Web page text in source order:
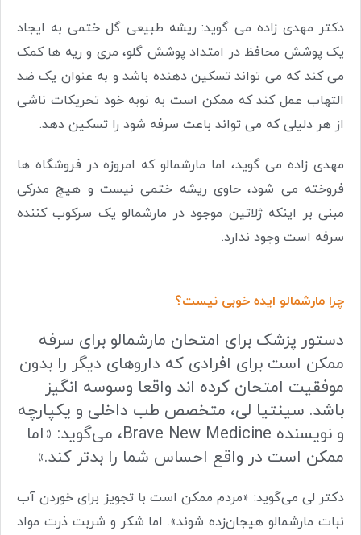
دکتر مهدی زاده می گوید: ریشه طبیعی گل ختمی به ایجاد
یک پوشش محافظ در امتداد پوشش گلو، مری و ریه ها کمک
می کند که می تواند تسکین دهنده باشد و به عنوان یک ضد
التهاب عمل کند که ممکن است به نوبه خود تحریکات ناشی
از هر دلیلی که می تواند باعث سرفه شود را تسکین دهد.
مهدی زاده می گوید، اما مارشمالو که امروزه در فروشگاه ها
فروخته می شود، حاوی ریشه ختمی نیست و هیچ مدرکی
مبنی بر اینکه ژلاتین موجود در مارشمالو یک سرکوب کننده
سرفه است وجود ندارد.
چرا مارشمالو ایده خوبی نیست؟
دستور پزشک برای امتحان مارشمالو برای سرفه
ممکن است برای افرادی که داروهای دیگر را بدون
موفقیت امتحان کرده اند واقعا وسوسه انگیز
باشد. سینتیا لی، متخصص طب داخلی و یکپارچه
و نویسنده Brave New Medicine، می‌گوید: «اما
ممکن است در واقع احساس شما را بدتر کند.»
دکتر لی می‌گوید: «مردم ممکن است با تجویز برای خوردن آب
نبات مارشمالو هیجان‌زده شوند». اما شکر و شربت ذرت مواد